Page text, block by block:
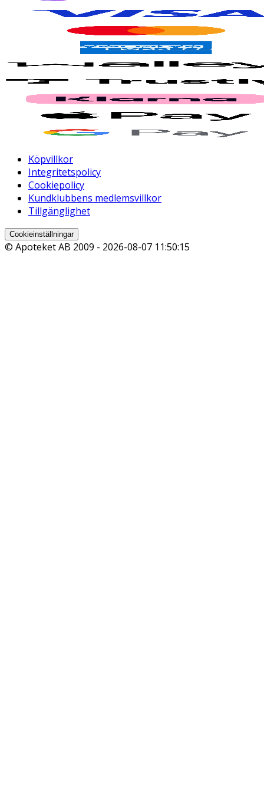
Köpvillkor
Integritetspolicy
Cookiepolicy
Kundklubbens medlemsvillkor
Tillgänglighet
Cookieinställningar
© Apoteket AB 2009 - 2026-08-07 11:50:15